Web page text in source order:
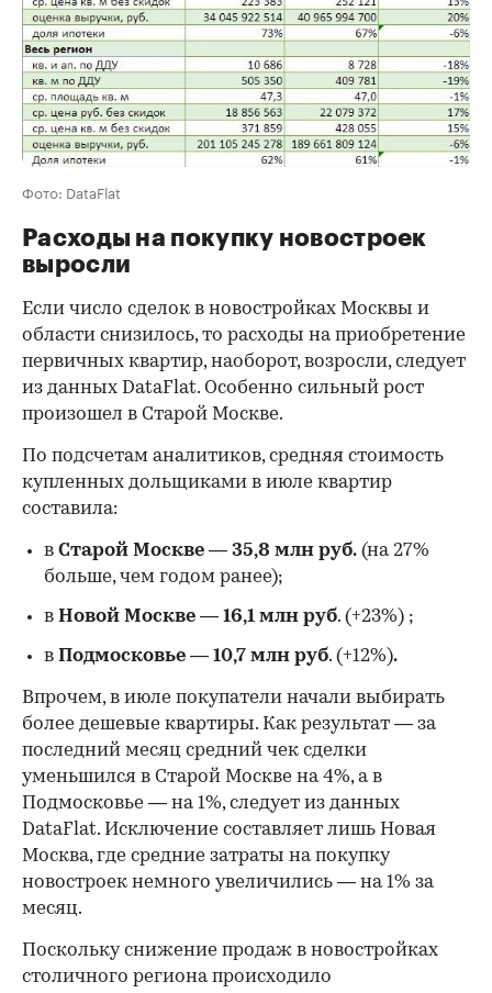
Фото: DataFlat
Расходы на покупку новостроек
выросли
Если число сделок в новостройках Москвы и
области снизилось, то расходы на приобретение
первичных квартир, наоборот, возросли, следует
из данных DataFlat. Особенно сильный рост
произошел в Старой Москве.
По подсчетам аналитиков, средняя стоимость
купленных дольщиками в июле квартир
составила:
в Старой Москве — 35,8 млн руб. (на 27%
больше, чем годом ранее);
в Новой Москве — 16,1 млн руб. (+23%) ;
в Подмосковье — 10,7 млн руб. (+12%).
Впрочем, в июле покупатели начали выбирать
более дешевые квартиры. Как результат — за
последний месяц средний чек сделки
уменьшился в Старой Москве на 4%, а в
Подмосковье — на 1%, следует из данных
DataFlat. Исключение составляет лишь Новая
Москва, где средние затраты на покупку
новостроек немного увеличились — на 1% за
месяц.
Поскольку снижение продаж в новостройках
столичного региона происходило